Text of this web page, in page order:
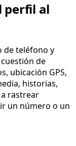
perfil al
de teléfono y
de
ubicación GPS,
historias,
rastrear
un número o un